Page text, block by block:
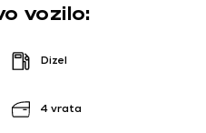
vozilo:
Dizel
4 vrata